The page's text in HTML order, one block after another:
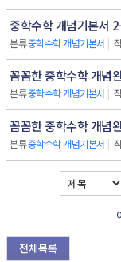
중학수학 개념기본서
분류중학수학 개념기본서 |
꼼꼼한 중학수학 개념
분류중학수학 개념기본서 |
꼼꼼한 중학수학 개념
분류중학수학 개념기본서 |
전체목록